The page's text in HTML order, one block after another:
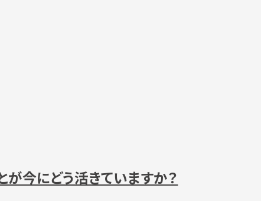
今にどう活きていますか？